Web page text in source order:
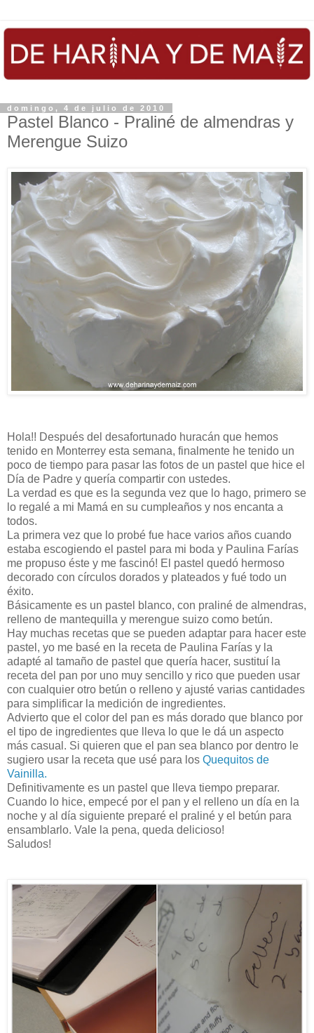
domingo, 4 de julio de 2010
Pastel Blanco - Praliné de almendras y
Merengue Suizo
Hola!! Después del desafortunado huracán que hemos
tenido en Monterrey esta semana, finalmente he tenido un
poco de tiempo para pasar las fotos de un pastel que hice el
Día de Padre y quería compartir con ustedes.
La verdad es que es la segunda vez que lo hago, primero se
lo regalé a mi Mamá en su cumpleaños y nos encanta a
todos.
La primera vez que lo probé fue hace varios años cuando
estaba escogiendo el pastel para mi boda y Paulina Farías
me propuso éste y me fascinó! El pastel quedó hermoso
decorado con círculos dorados y plateados y fué todo un
éxito.
Básicamente es un pastel blanco, con praliné de almendras,
relleno de mantequilla y merengue suizo como betún.
Hay muchas recetas que se pueden adaptar para hacer este
pastel, yo me basé en la receta de Paulina Farías y la
adapté al tamaño de pastel que quería hacer, sustituí la
receta del pan por uno muy sencillo y rico que pueden usar
con cualquier otro betún o relleno y ajusté varias cantidades
para simplificar la medición de ingredientes.
Advierto que el color del pan es más dorado que blanco por
el tipo de ingredientes que lleva lo que le dá un aspecto
más casual. Si quieren que el pan sea blanco por dentro le
sugiero usar la receta que usé para los Quequitos de
Vainilla.
Definitivamente es un pastel que lleva tiempo preparar.
Cuando lo hice, empecé por el pan y el relleno un día en la
noche y al día siguiente preparé el praliné y el betún para
ensamblarlo. Vale la pena, queda delicioso!
Saludos!